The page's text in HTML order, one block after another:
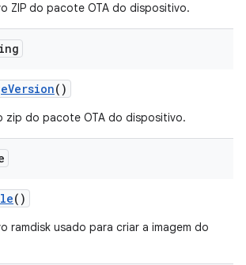
ZIP do pacote OTA do dispositivo.
Version()
zip do pacote OTA do dispositivo.
()
ramdisk usado para criar a imagem do